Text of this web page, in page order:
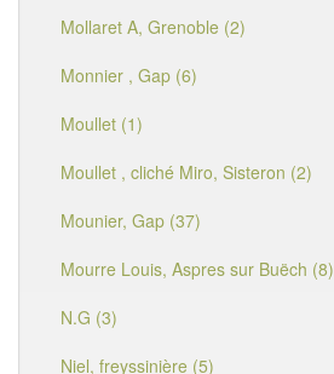
Mollaret A, Grenoble (2)
Monnier , Gap (6)
Moullet (1)
Moullet , cliché Miro, Sisteron (2)
Mounier, Gap (37)
Mourre Louis, Aspres sur Buëch (8)
N.G (3)
Niel, freyssinière (5)